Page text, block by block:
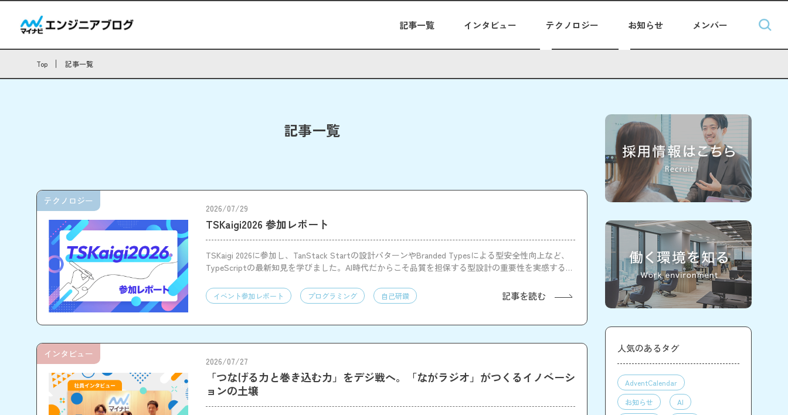
記事一覧 インタビュー テクノロジー お知らせ メンバー
Top 記事一覧
記事一覧
2026/07/29
TSKaigi2026 参加レポート
TSKaigi 2026に参加し、TanStack Startの設計パターンやBranded Typesによる型安全性向上など、
TypeScriptの最新知見を学びました。AI時代だからこそ品質を担保する型設計の重要性を実感すると
イベント参加レポート プログラミング 自己研鑽 記事を読む
テクノロジー
2026/07/27
「つなげる力と巻き込む力」をデジ戦へ。「ながラジオ」がつくるイノベーシ
ョンの土壌
インタビュー 人気のあるタグ
AdventCalendar
お知らせ
AI